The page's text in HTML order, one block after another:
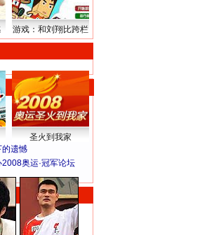
游戏：和刘翔比跨栏
圣火到我家
的遗憾
奥运·冠军论坛